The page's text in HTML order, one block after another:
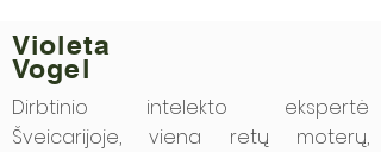
Violeta
Vogel
Dirbtinio intelekto ekspertė
Šveicarijoje, viena retų moterų,